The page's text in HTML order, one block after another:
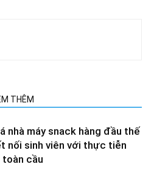
THÊM
nhà máy snack hàng đầu thế
nối sinh viên với thực tiễn
toàn cầu